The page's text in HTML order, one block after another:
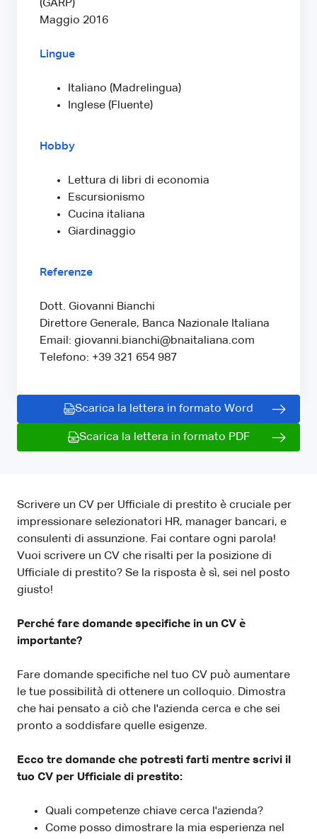
(GARP)
Maggio 2016
Lingue
Italiano (Madrelingua)
Inglese (Fluente)
Hobby
Lettura di libri di economia
Escursionismo
Cucina italiana
Giardinaggio
Referenze
Dott. Giovanni Bianchi
Direttore Generale, Banca Nazionale Italiana
Email: giovanni.bianchi@bnaitaliana.com
Telefono: +39 321 654 987
Scarica la lettera in formato Word
Scarica la lettera in formato PDF
Scrivere un CV per Ufficiale di prestito è cruciale per
impressionare selezionatori HR, manager bancari, e
consulenti di assunzione. Fai contare ogni parola!
Vuoi scrivere un CV che risalti per la posizione di
Ufficiale di prestito? Se la risposta è sì, sei nel posto
giusto!
Perché fare domande specifiche in un CV è
importante?
Fare domande specifiche nel tuo CV può aumentare
le tue possibilità di ottenere un colloquio. Dimostra
che hai pensato a ciò che l'azienda cerca e che sei
pronto a soddisfare quelle esigenze.
Ecco tre domande che potresti farti mentre scrivi il
tuo CV per Ufficiale di prestito:
Quali competenze chiave cerca l'azienda?
Come posso dimostrare la mia esperienza nel